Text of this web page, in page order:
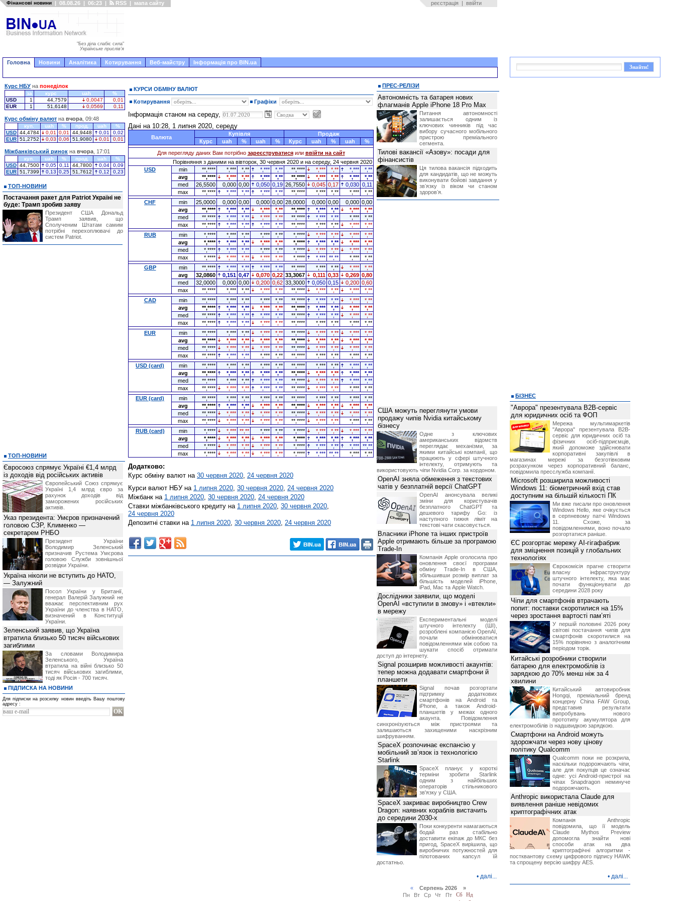
Фінансові новини | 08.08.26 | 06:23 | RSS | мапа сайту реєстрація | ввійти
"Без діла слабіє сила"
Українське прислів'я
Головна Новини Аналітика Котирування Веб-майстру Інформація про BIN.ua
КУРСИ ОБМІНУ ВАЛЮТ
Котирування Графіки
Інформація станом на середу,
Дані на 10:28, 1 липня 2020, середу
Валюта
Купівля
Продаж
Курс
uah % uah % Курс uah % uah
%
Для перегляду даних Вам потрібно зареєструватисяили ввійти на сайт
Порівняння з даними на вівторок, 30 червня 2020 и на середу, 24 червня 2020
USD
min **,**** *,*** *,** *,*** *,** **,**** *,*** *,** *,***
*,**
avg
**,**** *,*** *,** *,*** *,** **,**** *,*** *,** *,***
*,**
med
26,5500 0,000 0,00 0,050 0,19 26,7550 0,045 0,17 0,030 0,11
max
**,**** *,*** *,** *,*** *,** **,**** *,*** *,** *,***
*,**
CHF
min 25,0000 0,000 0,00 0,000 0,00 28,0000 0,000 0,00 0,000 0,00
avg
**,**** *,*** *,** *,*** *,** **,**** *,*** *,** *,***
*,**
med
**,**** *,*** *,** *,*** *,** **,**** *,*** *,** *,***
*,**
max
**,**** *,*** *,** *,*** *,** **,**** *,*** *,** *,***
*,**
RUB
min *,**** *,*** *,** *,*** *,** *,**** *,*** *,** *,***
*,**
avg
*,**** *,*** *,** *,*** *,** *,**** *,*** *,** *,***
*,**
med
*,**** *,*** *,** *,*** *,** *,**** *,*** *,** *,***
*,**
max
*,**** *,*** *,** *,*** *,** *,**** *,*** **,** *,***
*,**
GBP
min **,**** *,*** *,** *,*** *,** **,**** *,*** *,** *,***
*,**
avg
32,0860 0,151 0,47 0,070 0,22 33,3067 0,111 0,33 0,269 0,80
med
32,0000 0,000 0,00 0,200 0,62 33,3000 0,050 0,15 0,200 0,60
max
**,**** *,*** *,** *,*** *,** **,**** *,*** *,** *,***
*,**
CAD
min **,**** *,*** *,** *,*** *,** **,**** *,*** *,** *,***
*,**
avg
**,**** *,*** *,** *,*** *,** **,**** *,*** *,** *,***
*,**
med
**,**** *,*** *,** *,*** *,** **,**** *,*** *,** *,***
*,**
max
**,**** *,*** *,** *,*** *,** **,**** *,*** *,** *,***
*,**
EUR
min **,**** *,*** *,** *,*** *,** **,**** *,*** *,** *,***
*,**
avg
**,**** *,*** *,** *,*** *,** **,**** *,*** *,** *,***
*,**
med
**,**** *,*** *,** *,*** *,** **,**** *,*** *,** *,***
*,**
max
**,**** *,*** *,** *,*** *,** **,**** *,*** *,** *,***
*,**
USD (card)
min **,**** *,*** *,** *,*** *,** **,**** *,*** *,** *,***
*,**
avg
**,**** *,*** *,** *,*** *,** **,**** *,*** *,** *,***
*,**
med
**,**** *,*** *,** *,*** *,** **,**** *,*** *,** *,***
*,**
max
**,**** *,*** *,** *,*** *,** **,**** *,*** *,** *,***
*,**
EUR (card)
min **,**** *,*** *,** *,*** *,** **,**** *,*** *,** *,***
*,**
avg
**,**** *,*** *,** *,*** *,** **,**** *,*** *,** *,***
*,**
med
**,**** *,*** *,** *,*** *,** **,**** *,*** *,** *,***
*,**
max
**,**** *,*** *,** *,*** *,** **,**** *,*** *,** *,***
*,**
RUB (card)
min *,**** *,*** **,** *,*** *,** *,**** *,*** *,** *,***
*,**
avg
*,**** *,*** *,** *,*** *,** *,**** *,*** *,** *,***
*,**
med
*,**** *,*** *,** *,*** *,** *,**** *,*** *,** *,*** **,**
max
*,**** *,*** *,** *,*** *,** *,**** *,*** **,** *,*** *,**
Додатково:
Курс обміну валют на 30 червня 2020, 24 червня 2020
Курси валют НБУ на 1 липня 2020, 30 червня 2020, 24 червня 2020
Міжбанк на 1 липня 2020, 30 червня 2020, 24 червня 2020
Ставки міжбанківського кредиту на 1 липня 2020, 30 червня 2020,
24 червня 2020
Депозитні ставки на 1 липня 2020, 30 червня 2020, 24 червня 2020
Курс НБУ на понеділок
за курс uah
%
USD
1 44,7579 0,0047
0,01
EUR
1 51,6148 0,0569 0,11
Курс обміну валют на вчора , 09:48
куп. uah % прод. uah
%
USD 44,4784 0,01 0,01 44,9448 0,01
0,02
EUR 51,2752 0,03 0,06 51,9080 0,01 0,01
Міжбанківський ринок на вчора , 17:01
куп. uah % прод. uah
%
USD 44,7500 0,05 0,11 44,7800 0,04
0,09
EUR 51,7399 0,13 0,25 51,7612 0,12 0,23
ТОП-НОВИНИ
Постачання ракет для Patriot Україні не
буде: Трамп зробив заяву
Президент США Дональд
Трамп заявив, що
Сполученим Штатам самим
потрібні перехоплювачі до
систем Patriot.
ТОП-НОВИНИ
Євросоюз спрямує Україні €1,4 млрд
із доходів від російських активів
Європейський Союз спрямує
Україні 1,4 млрд євро за
рахунок доходів від
заморожених російських
активів.
Указ президента: Умєров призначений
головою СЗР, Клименко —
секретарем РНБО
Президент України
Володимир Зеленський
призначив Pустема Умєрова
головою Служби зовнішньої
розвідки України.
Україна ніколи не вступить до НАТО,
— Залужний
Посол України у Британії,
генерал Валерій Залужний не
вважає перспективним рух
України до членства в НАТО,
визначений в Конституції
України.
Зеленський заявив, що Україна
втратила близько 50 тисяч військових
загиблими
За словами Володимира
Зеленського, Україна
втратила на війні близько 50
тисяч військових загиблими,
тоді як Росія - 700 тисяч.
ПІДПИСКА НА НОВИНИ
Для підписки на розсилку новин введіть Вашу поштову
адресу :
ПРЕС-РЕЛІЗИ
Автономність та батарея нових
флагманів Apple iPhone 18 Pro Max
Питання автономності
залишається одним із
ключових чинників під час
вибору сучасного мобільного
пристрою преміального
сегмента.
Тилові вакансії «Азову»: посади для
фінансистів
Ця тилова вакансія підходить
для кандидатів, що не можуть
виконувати бойові завдання у
звʼязку із віком чи станом
здоровʼя.
США можуть переглянути умови
продажу чипів Nvidia китайському
бізнесу
Одне з ключових
американських відомств
переглядає механізми, за
якими китайські компанії, що
працюють у сфері штучного
інтелекту, отримують та
використовують чіпи Nvidia Corp. за кордоном.
OpenAI зняла обмеження з текстових
чатів у безплатній версії ChatGPT
OpenAI анонсувала великі
зміни для користувачів
безплатного ChatGPT та
дешевого тарифу Go: із
наступного тижня ліміт на
текстові чати скасовується.
Власники iPhone та інших пристроїв
Apple отримають більше за програмою
Trade-In
Компанія Apple оголосила про
оновлення своєї програми
обміну Trade-In в США,
збільшивши розмір виплат за
більшість моделей iPhone,
iPad, Mac та Apple Watch.
Дослідники заявили, що моделі
OpenAI «вступили в змову» і «втекли»
в мережу
Експериментальні моделі
штучного інтелекту (ШІ),
розроблені компанією OpenAI,
почали обмінюватися
повідомленнями між собою та
шукати спосіб отримати
доступ до інтернету.
Signal розширив можливості акаунтів:
тепер можна додавати смартфони й
планшети
Signal почав розгортати
підтримку додаткових
смартфонів на Android та
iPhone, а також Android-
планшетів у межах одного
акаунта. Повідомлення
синхронізуються між пристроями та
залишаються захищеними наскрізним
шифруванням.
SpaceX розпочинає експансію у
мобільний зв’язок із технологією
Starlink
SpaceX планує у короткі
терміни зробити Starlink
одним з найбільших
операторів стільникового
зв'язку у США.
SpaceX закриває виробництво Crew
Dragon: наявних кораблів вистачить
до середини 2030-х
Поки конкуренти намагаються
бодай раз стабільно
доставити екіпаж до МКС без
пригод, SpaceX вирішила, що
виробничих потужностей для
пілотованих капсул їй
достатньо.
• далі...
«Серпень 2026 »
Пн
Вт Ср Чт Пт Сб
Нд
БІЗНЕС
"Аврора" презентувала B2B-сервіс
для юридичних осіб та ФОП
Мережа мультимаркетів
"Аврора" презентувала B2B-
сервіс для юридичних осіб та
фізичних осіб-підприємців,
який допоможе здійснювати
корпоративні закупівлі в
магазинах мережі за безготівковим
розрахунком через корпоративний баланс,
повідомила пресслужба компанії.
Microsoft розширила можливості
Windows 11: біометричний вхід став
доступним на більшій кількості ПК
Ми вже писали про оновлення
Windows Hello, яке очікується
в серпневому патчі Windows
11. Схоже, за
повідомленнями, воно почало
розгортатися раніше.
ЄС розгортає мережу AI-гігафабрик
для зміцнення позицій у глобальних
технологіях
Єврокомісія прагне створити
власну інфраструктуру
штучного інтелекту, яка має
почати функціонувати до
середини 2028 року
Чіпи для смартфонів втрачають
попит: поставки скоротилися на 15%
через зростання вартості пам’яті
У першій половині 2026 року
світові постачання чипів для
смартфонів скоротилися на
15% порівняно з аналогічним
періодом торік.
Китайські розробники створили
батарею для електромобілів із
зарядкою до 70% менш ніж за 4
хвилини
Китайський автовиробник
Hongqi, преміальний бренд
концерну China FAW Group,
представив результати
випробувань нового
прототипу акумулятора для
електромобілів із надшвидкою зарядкою.
Смартфони на Android можуть
здорожчати через нову цінову
політику Qualcomm
Qualcomm поки не розкрила,
наскільки подорожчають чіпи,
але для покупців це означає
одне: усі Android-пристрої на
чіпах Snapdragon неминуче
подорожчають.
Anthropic використала Claude для
виявлення раніше невідомих
криптографічних атак
Компанія Anthropic
повідомила, що її модель
Claude Mythos Preview
допомогла знайти нові
способи атак на два
криптографічні алгоритми -
постквантову схему цифрового підпису HAWK
та спрощену версію шифру AES.
• далі...